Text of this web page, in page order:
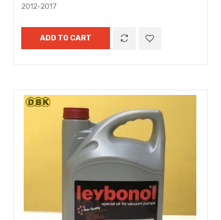
2012-2017
ADD TO CART